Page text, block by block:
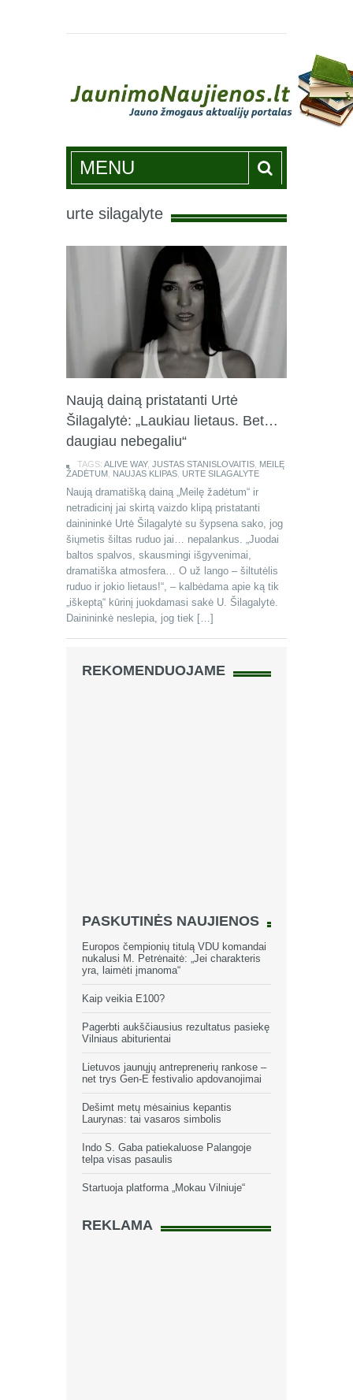
Jaunimonaujienos.lt
MENU
urte silagalyte
Naują dainą pristatanti Urtė
Šilagalytė: „Laukiau lietaus. Bet…
daugiau nebegaliu“
TAGS: ALIVE WAY, JUSTAS STANISLOVAITIS MEILĘ
ŽADĖTUM NAUJAS KLIPAS URTE SILAGALYTE
Naują dramatišką dainą „Meilę žadėtum“ ir
netradicinį jai skirtą vaizdo klipą pristatanti
dainininkė Urtė Šilagalytė su šypsena sako, jog
šiųmetis šiltas ruduo jai… nepalankus. „Juodai
baltos spalvos, skausmingi išgyvenimai,
dramatiška atmosfera… O už lango – šiltutėlis
ruduo ir jokio lietaus!“, – kalbėdama apie ką tik
„iškeptą“ kūrinį juokdamasi sakė U. Šilagalytė.
Dainininkė neslepia, jog tiek […]
REKOMENDUOJAME
PASKUTINĖS NAUJIENOS
Europos čempionių titulą VDU komandai
nukalusi M. Petrėnaitė: „Jei charakteris
yra, laimėti įmanoma“
Kaip veikia E100?
Pagerbti aukščiausius rezultatus pasiekę
Vilniaus abiturientai
Lietuvos jaunųjų antreprenerių rankose –
net trys Gen-E festivalio apdovanojimai
Dešimt metų mėsainius kepantis
Laurynas: tai vasaros simbolis
Indo S. Gaba patiekaluose Palangoje
telpa visas pasaulis
Startuoja platforma „Mokau Vilniuje“
REKLAMA